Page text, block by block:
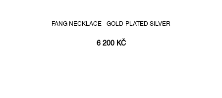
FANG NECKLACE - GOLD-PLATED SILVER
6 200 KČ